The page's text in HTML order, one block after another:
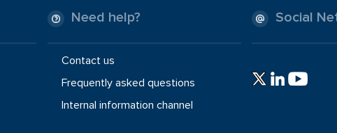
Need help?
Contact us
Frequently asked questions
Internal information channel
Social